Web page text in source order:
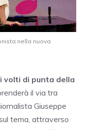
nella nuova
volti di punta della
il via tra
Giuseppe
tema, attraverso